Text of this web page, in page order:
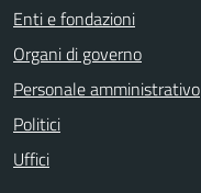
Enti e fondazioni
Organi di governo
Personale amministrativo
Politici
Uffici